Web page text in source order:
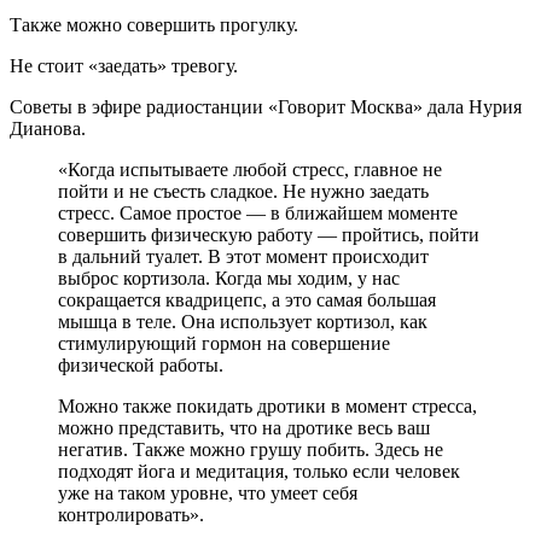
Также можно совершить прогулку.
Не стоит «заедать» тревогу.
Советы в эфире радиостанции «Говорит Москва» дала Нурия
Дианова.
«Когда испытываете любой стресс, главное не
пойти и не съесть сладкое. Не нужно заедать
стресс. Самое простое — в ближайшем моменте
совершить физическую работу — пройтись, пойти
в дальний туалет. В этот момент происходит
выброс кортизола. Когда мы ходим, у нас
сокращается квадрицепс, а это самая большая
мышца в теле. Она использует кортизол, как
стимулирующий гормон на совершение
физической работы.
Можно также покидать дротики в момент стресса,
можно представить, что на дротике весь ваш
негатив. Также можно грушу побить. Здесь не
подходят йога и медитация, только если человек
уже на таком уровне, что умеет себя
контролировать».